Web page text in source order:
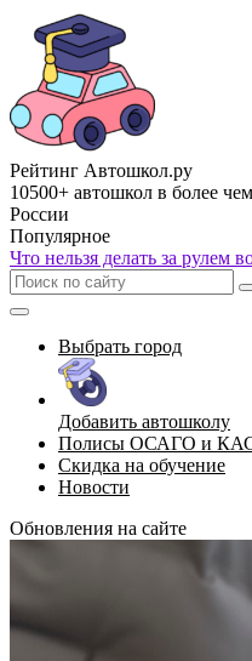
Рейтинг Автошкол.ру
10500+ автошкол в более
России
Популярное
Что нельзя делать за рулем
Выбрать город
Добавить автошколу
Полисы ОСАГО и
Скидка на обучение
Новости
Обновления на сайте